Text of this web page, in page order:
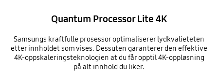
Quantum Processor Lite 4K
Samsungs kraftfulle prosessor optimaliserer lydkvalieteten
etter innholdet som vises. Dessuten garanterer den effektive
4K-oppskaleringsteknologien at du får opptil 4K-oppløsning
på alt innhold du liker.